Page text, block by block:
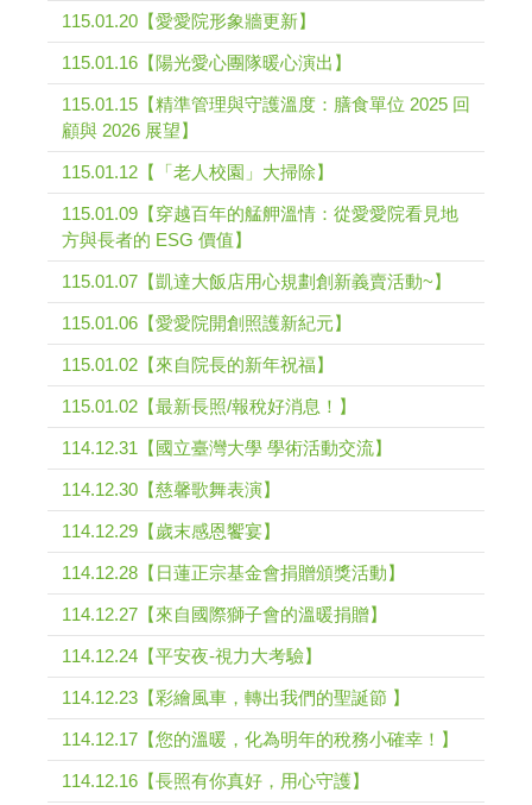
115.01.20【愛愛院形象牆更新】
115.01.16【陽光愛心團隊暖心演出】
115.01.15【精準管理與守護溫度：膳食單位 2025 回
顧與 2026 展望】
115.01.12【「老人校園」大掃除】
115.01.09【穿越百年的艋舺溫情：從愛愛院看見地
方與長者的 ESG 價值】
115.01.07【凱達大飯店用心規劃創新義賣活動~】
115.01.06【愛愛院開創照護新紀元】
115.01.02【來自院長的新年祝福】
115.01.02【最新長照/報稅好消息！】
114.12.31【國立臺灣大學 學術活動交流】
114.12.30【慈馨歌舞表演】
114.12.29【歲末感恩饗宴】
114.12.28【日蓮正宗基金會捐贈頒獎活動】
114.12.27【來自國際獅子會的溫暖捐贈】
114.12.24【平安夜-視力大考驗】
114.12.23【彩繪風車，轉出我們的聖誕節 】
114.12.17【您的溫暖，化為明年的稅務小確幸！】
114.12.16【長照有你真好，用心守護】